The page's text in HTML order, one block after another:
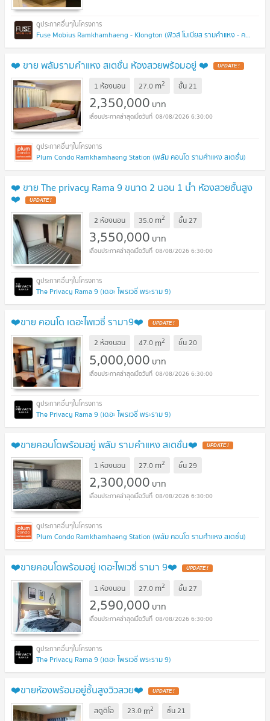
Fuse Mobius Ramkhamhaeng - Klongton (ฟิวส์ โมเบียส รามคำแหง - คลองตัน)
❤️ ขาย พลัมรามคำแหง สเตชั่น ห้องสวยพร้อมอยู่ ❤️ UPDATE !
1 ห้องนอน 27.0 m2 ชั้น21
2,350,000 บาท
08/08/2026 6:30:00
Plum Condo Ramkhamhaeng Station (พลัม คอนโด รามคำแหง สเตชั่น)
❤️ ขาย The privacy Rama 9 ขนาด 2 นอน 1 น้ำ ห้องสวยชั้นสูง
❤️ UPDATE !
2 ห้องนอน 35.0 m2 ชั้น27
3,550,000 บาท
08/08/2026 6:30:00
The Privacy Rama 9 (เดอะ ไพรเวซี่ พระราม 9)
❤️ขาย คอนโด เดอะไพเวซี่ รามา9❤️ UPDATE !
2 ห้องนอน 47.0 m2 ชั้น20
5,000,000 บาท
08/08/2026 6:30:00
The Privacy Rama 9 (เดอะ ไพรเวซี่ พระราม 9)
❤️ขายคอนโดพร้อมอยู่ พลัม รามคำแหง สเตชั่น❤️ UPDATE !
1 ห้องนอน 27.0 m2 ชั้น29
2,300,000 บาท
08/08/2026 6:30:00
Plum Condo Ramkhamhaeng Station (พลัม คอนโด รามคำแหง สเตชั่น)
❤️ขายคอนโดพร้อมอยู่ เดอะไพเวซี่ รามา 9❤️ UPDATE !
1 ห้องนอน 27.0 m2 ชั้น27
2,590,000 บาท
08/08/2026 6:30:00
The Privacy Rama 9 (เดอะ ไพรเวซี่ พระราม 9)
❤️ขายห้องพร้อมอยู่ชั้นสูงวิวสวย❤️ UPDATE !
สตูดิโอ 23.0 m2 ชั้น21